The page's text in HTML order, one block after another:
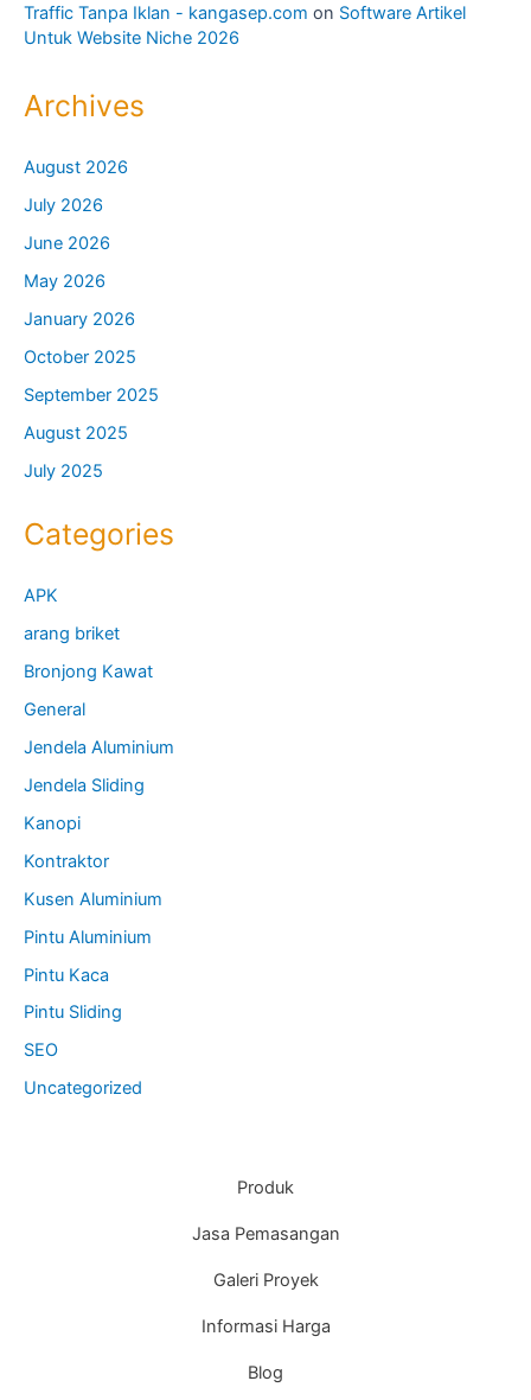
Traffic Tanpa Iklan - kangasep.com on Software Artikel
Untuk Website Niche 2026
Archives
August 2026
July 2026
June 2026
May 2026
January 2026
October 2025
September 2025
August 2025
July 2025
Categories
APK
arang briket
Bronjong Kawat
General
Jendela Aluminium
Jendela Sliding
Kanopi
Kontraktor
Kusen Aluminium
Pintu Aluminium
Pintu Kaca
Pintu Sliding
SEO
Uncategorized
Produk
Jasa Pemasangan
Galeri Proyek
Informasi Harga
Blog